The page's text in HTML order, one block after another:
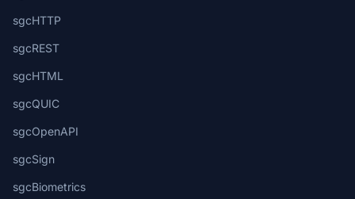
sgcHTTP
sgcREST
sgcHTML
sgcQUIC
sgcOpenAPI
sgcSign
sgcBiometrics